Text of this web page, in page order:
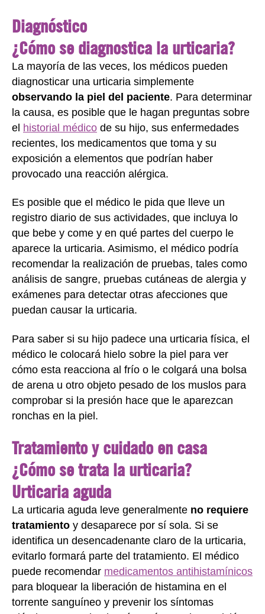
Diagnóstico
¿Cómo se diagnostica la urticaria?
La mayoría de las veces, los médicos pueden
diagnosticar una urticaria simplemente
observando la piel del paciente. Para determinar
la causa, es posible que le hagan preguntas sobre
el historial médico de su hijo, sus enfermedades
recientes, los medicamentos que toma y su
exposición a elementos que podrían haber
provocado una reacción alérgica.
Es posible que el médico le pida que lleve un
registro diario de sus actividades, que incluya lo
que bebe y come y en qué partes del cuerpo le
aparece la urticaria. Asimismo, el médico podría
recomendar la realización de pruebas, tales como
análisis de sangre, pruebas cutáneas de alergia y
exámenes para detectar otras afecciones que
puedan causar la urticaria.
Para saber si su hijo padece una urticaria física, el
médico le colocará hielo sobre la piel para ver
cómo esta reacciona al frío o le colgará una bolsa
de arena u otro objeto pesado de los muslos para
comprobar si la presión hace que le aparezcan
ronchas en la piel.
Tratamiento y cuidado en casa
¿Cómo se trata la urticaria?
Urticaria aguda
La urticaria aguda leve generalmente no requiere
tratamiento y desaparece por sí sola. Si se
identifica un desencadenante claro de la urticaria,
evitarlo formará parte del tratamiento. El médico
puede recomendar medicamentos antihistamínicos
para bloquear la liberación de histamina en el
torrente sanguíneo y prevenir los síntomas